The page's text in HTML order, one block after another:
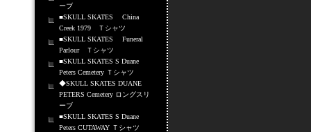
ーブ
■SKULL SKATES China
Creek 1979 Ｔシャツ
■SKULL SKATES Funeral
Parlour Ｔシャツ
■SKULL SKATES S Duane
Peters Cemetery Ｔシャツ
◆SKULL SKATES DUANE
PETERS Cemetery ロングスリ
ーブ
■SKULL SKATES S Duane
Peters CUTAWAY Ｔシャツ